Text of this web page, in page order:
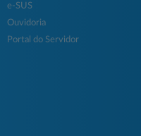
e-SUS
Ouvidoria
Portal do Servidor